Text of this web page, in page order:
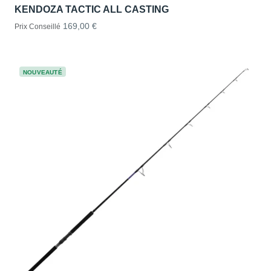
KENDOZA TACTIC ALL CASTING
Prix Conseillé 169,00 €
NOUVEAUTÉ